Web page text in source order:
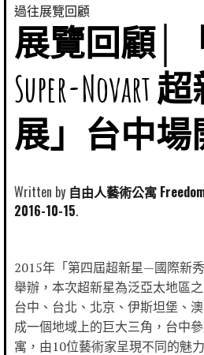
過往展覽回顧
展覽回顧│
Super-Novart
展」台中場
Written by 自由人藝術公寓
2016-10-15
2015年「第四屆超新星—國際新
舉辦，本次超新星為泛亞太地區
台中、台北、北京、伊斯坦堡、
成一個地域上的巨大三角，台中
寓，由10位藝術家呈現不同的魅